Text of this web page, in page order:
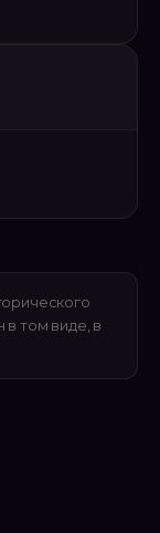
том виде, в